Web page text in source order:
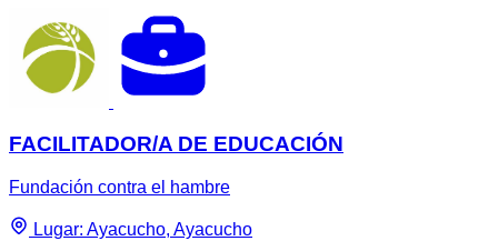
FACILITADOR/A DE EDUCACIÓN
Fundación contra el hambre
Lugar: Ayacucho, Ayacucho